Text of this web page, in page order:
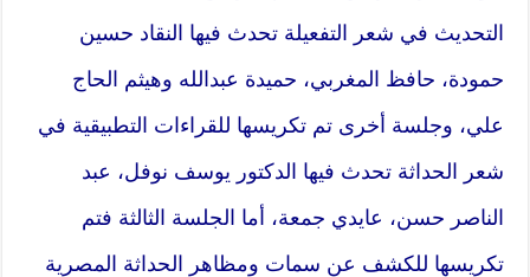
التحديث في شعر التفعيلة تحدث فيها النقاد حسين
حمودة، حافظ المغربي، حميدة عبدالله وهيثم الحاج
علي، وجلسة أخرى تم تكريسها للقراءات التطبيقية في
شعر الحداثة تحدث فيها الدكتور يوسف نوفل، عبد
الناصر حسن، عايدي جمعة، أما الجلسة الثالثة فتم
تكريسها للكشف عن سمات ومظاهر الحداثة المصرية